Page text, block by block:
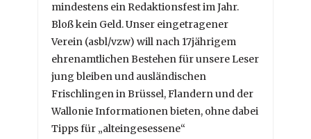
mindestens ein Redaktionsfest im Jahr.
Bloß kein Geld. Unser eingetragener
Verein (asbl/vzw) will nach 17jährigem
ehrenamtlichen Bestehen für unsere Leser
jung bleiben und ausländischen
Frischlingen in Brüssel, Flandern und der
Wallonie Informationen bieten, ohne dabei
Tipps für „alteingesessene“